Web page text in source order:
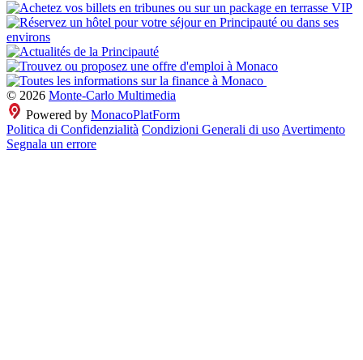
© 2026 Monte-Carlo Multimedia
Powered by MonacoPlatForm
Politica di Confidenzialità Condizioni Generali di usoAvertimento
Segnala un errore